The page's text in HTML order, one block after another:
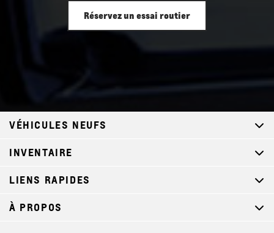
Réservez un essai routier
VÉHICULES NEUFS
INVENTAIRE
LIENS RAPIDES
À PROPOS